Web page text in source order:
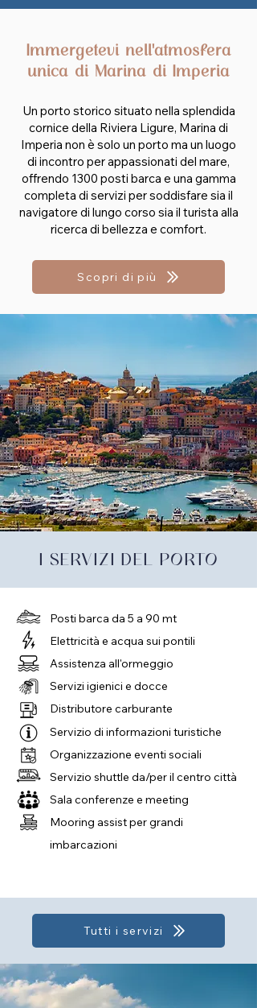
Immergetevi nell'atmosfera
unica di Marina di Imperia
Un porto storico situato nella splendida
cornice della Riviera Ligure, Marina di
Imperia non è solo un porto ma un luogo
di incontro per appassionati del mare,
offrendo 1300 posti barca e una gamma
completa di servizi per soddisfare sia il
navigatore di lungo corso sia il turista alla
ricerca di bellezza e comfort.
Scopri di più
I SERVIZI DEL PORTO
Posti barca da 5 a 90 mt
Elettricità e acqua sui pontili
Assistenza all'ormeggio
Servizi igienici e docce
Distributore carburante
Servizio di informazioni turistiche
Organizzazione eventi sociali
Servizio shuttle da/per il centro città
Sala conferenze e meeting
Mooring assist per grandi
imbarcazioni
Tutti i servizi